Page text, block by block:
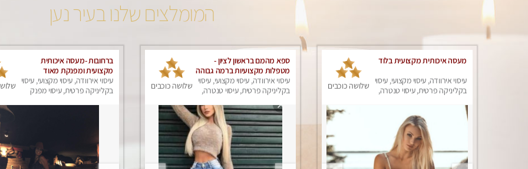
המומלצים שלנו בעיר נען
מעסה איכותית מקצועית בלוד
עיסוי אירוודה, עיסוי מקצועי, עיסוי
בקליניקה פרטית, עיסוי טנטרה,
שלושה כוכבים
ספא מהמם בראשון לציון -
מטפלות מקצועיות ברמה גבוהה
מומלץ מאוד !!! . . highly
recommended..new in the
ללא מין !!
עיסוי אירוודה, עיסוי מקצועי, עיסוי
בקליניקה פרטית, עיסוי טנטרה,
שלושה כוכבים
ברחובות -מעסה איכותית
מקצועית ומפנקת מאוד
עיסוי אירוודה, עיסוי מקצועי, עיסוי
בקליניקה פרטית, עיסוי מפנק